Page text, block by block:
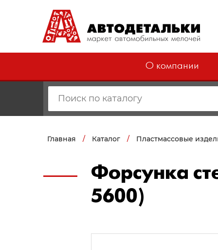
О компании
Главная / Каталог / Пластмассовые
Форсунка
5600)